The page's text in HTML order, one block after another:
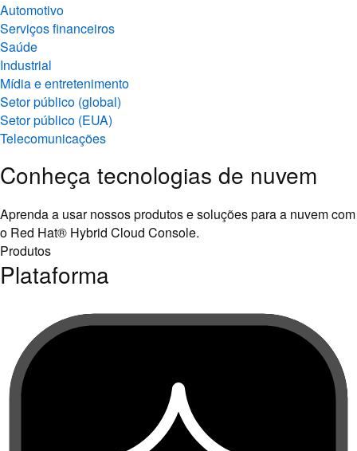
Automotivo
Serviços financeiros
Saúde
Industrial
Mídia e entretenimento
Setor público (global)
Setor público (EUA)
Telecomunicações
Conheça tecnologias de nuvem
Aprenda a usar nossos produtos e soluções para a nuvem com
o Red Hat® Hybrid Cloud Console.
Produtos
Plataforma